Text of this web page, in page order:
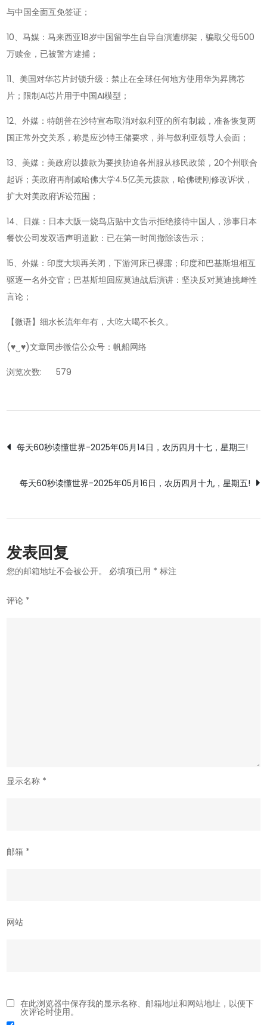
与中国全面互免签证；
10、马媒：马来西亚18岁中国留学生自导自演遭绑架，骗取父母500
万赎金，已被警方逮捕；
11、美国对华芯片封锁升级：禁止在全球任何地方使用华为昇腾芯
片；限制AI芯片用于中国AI模型；
12、外媒：特朗普在沙特宣布取消对叙利亚的所有制裁，准备恢复两
国正常外交关系，称是应沙特王储要求，并与叙利亚领导人会面；
13、美媒：美政府以拨款为要挟胁迫各州服从移民政策，20个州联合
起诉；美政府再削减哈佛大学4.5亿美元拨款，哈佛硬刚修改诉状，
扩大对美政府诉讼范围；
14、日媒：日本大阪一烧鸟店贴中文告示拒绝接待中国人，涉事日本
餐饮公司发双语声明道歉：已在第一时间撤除该告示；
15、外媒：印度大坝再关闭，下游河床已裸露；印度和巴基斯坦相互
驱逐一名外交官；巴基斯坦回应莫迪战后演讲：坚决反对莫迪挑衅性
言论；
【微语】细水长流年年有，大吃大喝不长久。
(♥‿♥)文章同步微信公众号：帆船网络
浏览次数: 579
文
章
导
航
每天60秒读懂世界-2025年05月14日，农历四月十七，星期三!
每天60秒读懂世界-2025年05月16日，农历四月十九，星期五!
发表回复
您的邮箱地址不会被公开。 必填项已用 * 标注
评论 *
显示名称 *
邮箱 *
网站
在此浏览器中保存我的显示名称、邮箱地址和网站地址，以便下
次评论时使用。